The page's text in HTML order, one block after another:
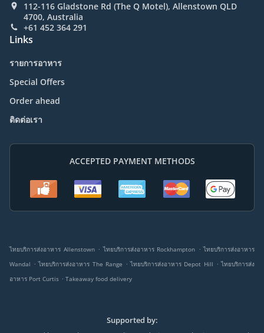
112-116 Gladstone Rd (The Q Motel), Allenstown QLD
4700, Australia
+61 452 364 291
Links
รายการอาหาร
Special Offers
Order ahead
ติดต่อเรา
ACCEPTED PAYMENT METHODS
ไทยบริการส่งอาหาร Allenstown . ไทยบริการส่งอาหาร Rockhampton . ไทยบริการส่งอาหาร
Wandal . ไทยบริการส่งอาหาร The Range . ไทยบริการส่งอาหาร Depot Hill . ไทยบริการส่ง
อาหาร Port Curtis . Takeaway food delivery
Supported by: